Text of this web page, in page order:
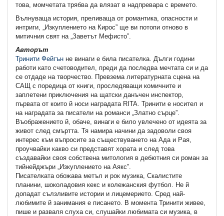
това, момчетата трябва да влязат в надпревара с времето.
Вълнуваща история, преливаща от романтика, опасности и
интриги, „Изкуплението на Кирос” ще ви потопи отново в
митичния свят на „Заветът Мефисто”.
Авторът
Тринити Фейгън не винаги е била писателка. Дълги години
работи като счетоводител, преди да последва мечтата си и да
се отдаде на творчество. Превзема литературната сцена на
САЩ с поредица от книги, проследяващи комичните и
заплетени приключения на щатски данъчен инспектор,
първата от които й носи наградата RITA. Тринити е носител и
на наградата за писатели на романси „Златно сърце”.
Въображението й, обаче, винаги е било увлечено от идеята за
живот след смъртта. Тя намира начини да задоволи своя
интерес към въпросите за съществуването на Ада и Рая,
проучвайки какво си представят хората и след това
създавайки своя собствена митология в дебютния си роман за
тийнейджъри „Изкуплението на Аякс”.
Писателката обожава метъл и рок музика, Скалистите
планини, шоколадовия кекс и колежанския футбол. Не й
допадат сълзливите истории и лицемерието. Сред най-
любимите й занимания е писането. В момента Тринити живее,
пише и разваля слуха си, слушайки любимата си музика, в